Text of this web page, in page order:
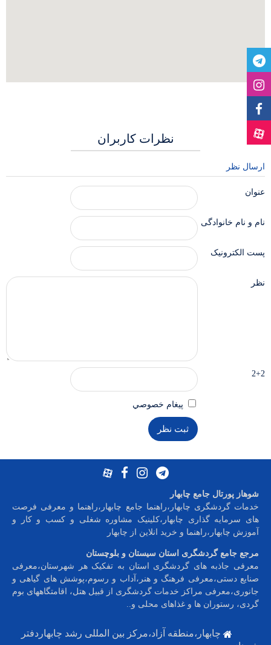
نظرات کاربران
ارسال نظر
عنوان
نام و نام خانوادگی
پست الکترونیک
نظر
2+2
پيغام خصوصي
شوهاز پورتال جامع چابهار
خدمات گردشگری چابهار،راهنما جامع چابهار،راهنما و معرفی فرصت
های سرمایه گذاری چابهار،کلینیک مشاوره شغلی و کسب و کار و
آموزش چابهار،راهنما و خرید انلاین از چابهار
مرجع جامع گردشگری استان سیستان و بلوچستان
معرفی جاذبه های گردشگری استان به تفکیک هر شهرستان،معرفی
صنایع دستی،معرفی فرهنگ و هنر،آداب و رسوم،پوشش های گیاهی و
جانوری،معرفی مراکز خدمات گردشگری از قبیل هتل، اقامتگاههای بوم
گردی، رستوران ها و غذاهای محلی و
چابهار،منطقه آزاد،مرکز بین المللی رشد چابهاردفتر